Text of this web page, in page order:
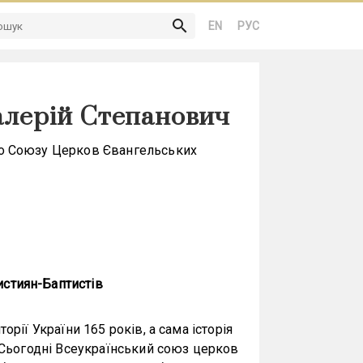
search EN РУС
Степанович
Союзу Церков Євангельських
Баптистів
України 165 років, а сама історія
Всеукраїнський союз церков